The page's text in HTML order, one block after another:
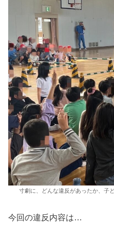
寸劇に、どんな違反があったか、子
今回の違反内容は…